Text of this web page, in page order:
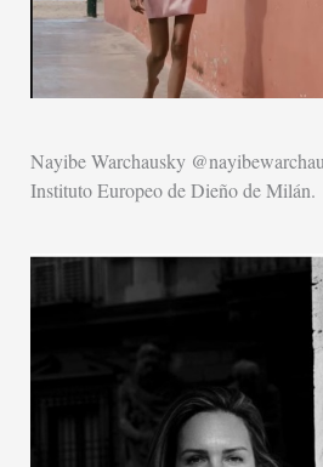
Nayibe Warchausky
Instituto Europeo de Dieño de Milán.